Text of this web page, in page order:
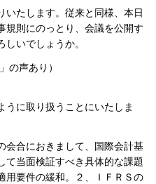
いたします。従来と同様、本日
規則にのっとり、会議を公開す
いでしょうか。
の声あり）
うに取り扱うことにいたしま
会合におきまして、国際会計基
て当面検証すべき具体的な課題
用要件の緩和。２、ＩＦＲＳの